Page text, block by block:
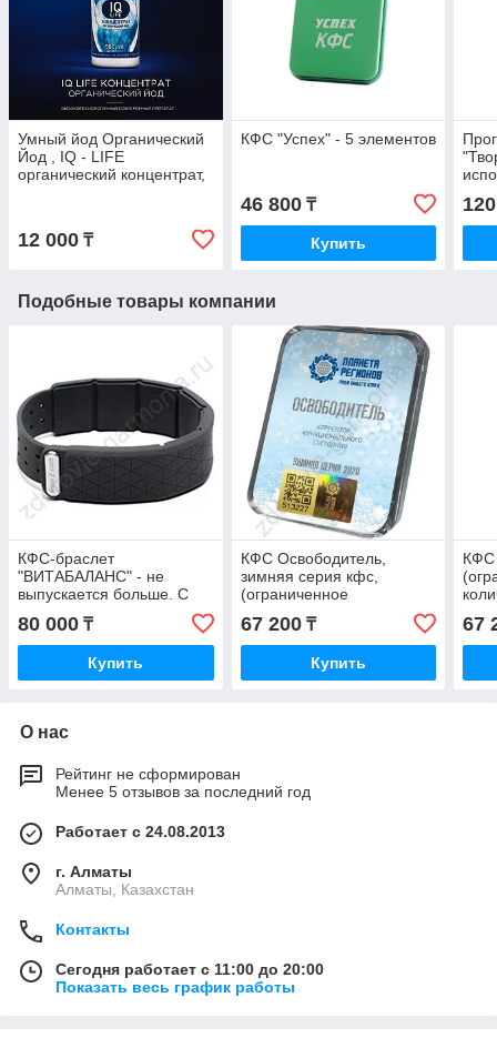
Умный йод Органический
Йод , IQ - LIFE
органический концентрат,
12 000 ₸
КФС "Успех" - 5 элементов
46 800₸
Купить
Подобные товары компании
КФС-браслет
"ВИТАБАЛАНС" - не
выпускается больше. С
80 000 ₸
Купить
КФС Освободитель,
зимняя серия кфс,
(ограниченное
выпускаеться)
67 200₸
Купить
КФС
67
О нас
Рейтинг не сформирован
Менее 5 отзывов за последний год
Работает с 24.08.2013
г. Алматы
Алматы, Казахстан
Контакты
Сегодня работает с 11:00 до 20:00
Показать весь график работы